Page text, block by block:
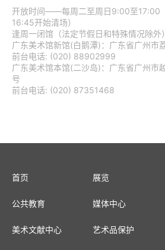
开放时间——每周二至周日9:00至17:00
16:45开始清场）
逢周一闭馆（法定节假日和特殊情况除外
广东美术馆新馆(白鹅潭)：广东省广州市
前台电话: (020) 88902999
广东美术馆本馆(二沙岛)：广东省广州市
号
前台电话: (020) 87351468
首页 展览
公共教育 媒体中心
美术文献中心 艺术品保护